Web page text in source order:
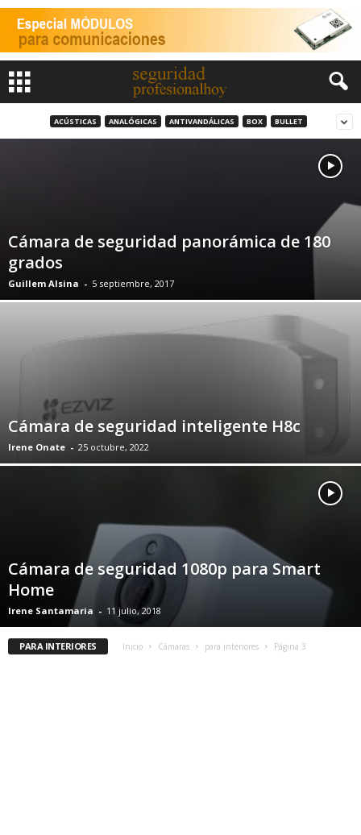
ACÚSTICAS ANALÓGICAS ANTIVANDÁLICAS BOX BULLET
Cámara de seguridad panorámica de 180
grados
Guillem Alsina - 5 septiembre, 2017
Cámara de seguridad inteligente H8c
Irene Onate - 25 octubre, 2022
Cámara de seguridad 1080p para Smart
Home
Irene Santamaria - 11 julio, 2018
PARA INTERIORES Inicio Cámaras para interiores Página 3